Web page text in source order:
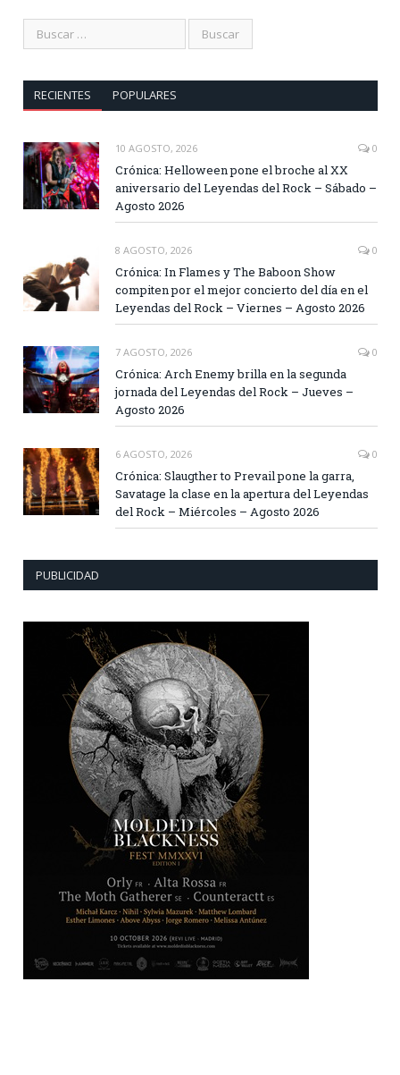
RECIENTES POPULARES
10 AGOSTO, 2026 0
Crónica: Helloween pone el broche al XX
aniversario del Leyendas del Rock – Sábado –
Agosto 2026
8 AGOSTO, 2026 0
Crónica: In Flames y The Baboon Show
compiten por el mejor concierto del día en el
Leyendas del Rock – Viernes – Agosto 2026
7 AGOSTO, 2026 0
Crónica: Arch Enemy brilla en la segunda
jornada del Leyendas del Rock – Jueves –
Agosto 2026
6 AGOSTO, 2026 0
Crónica: Slaugther to Prevail pone la garra,
Savatage la clase en la apertura del Leyendas
del Rock – Miércoles – Agosto 2026
PUBLICIDAD